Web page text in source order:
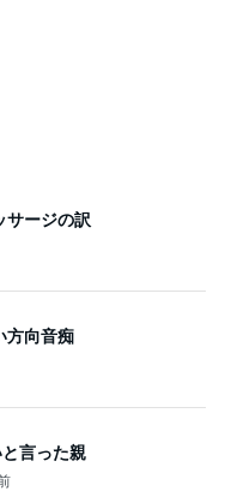
サージの訳
方向音痴
言った親